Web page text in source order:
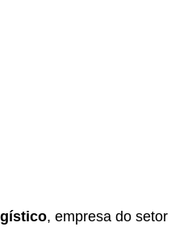
, empresa do setor